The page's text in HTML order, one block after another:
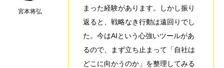
宮本将弘
まった経験があります。しかし振り
返ると、戦略なき行動は遠回りでし
た。今はAIという心強いツールがあ
るので、まず立ち止まって「自社は
どこに向かうのか」を整理してみる